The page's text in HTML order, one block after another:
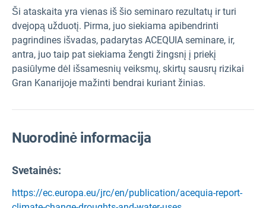
Ši ataskaita yra vienas iš šio seminaro rezultatų ir turi
dvejopą užduotį. Pirma, juo siekiama apibendrinti
pagrindines išvadas, padarytas ACEQUIA seminare, ir,
antra, juo taip pat siekiama žengti žingsnį į priekį
pasiūlyme dėl išsamesnių veiksmų, skirtų sausrų rizikai
Gran Kanarijoje mažinti bendrai kuriant žinias.
Nuorodinė informacija
Svetainės:
https://ec.europa.eu/jrc/en/publication/acequia-report-